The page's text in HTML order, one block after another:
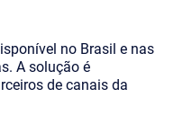
no Brasil e nas
A solução é
de canais da